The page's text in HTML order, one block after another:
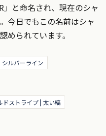
と命名され、現在のシャ
今日でもこの名前はシャ
められています。
ルバーライン
ドストライプ | 太い縞